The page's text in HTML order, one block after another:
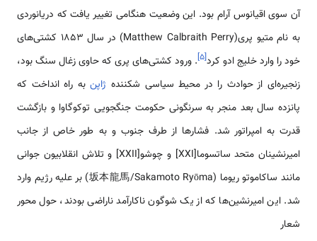
آن سوی اقیانوس آرام بود. این وضعیت هنگامی تغییر یافت که دریانوردی
به نام متیو پری(Matthew Calbraith Perry) در سال 1853 کشتی‌های
خود را وارد خلیج ادو کرد[۵]. ورود کشتی‌های پری که حاوی زغال سنگ بود،
زنجیره‌ای از حوادث را در محیط سیاسی شکننده ژاپنبه راه انداخت که
پانزده سال بعد منجر به سرنگونی حکومت جنگجویی توکوگاوا و بازگشت
قدرت به امپراتور شد. فشارها از طرف جنوب و به طور خاص از جانب
امیرنشینان متحد ساتسوما[XXI] و چوشو[XXII] و تلاش انقلابیون جوانی
مانند ساکاموتو ریوما (坂本龍馬/Sakamoto Ryōma) بر علیه رژیم وارد
شد. این امیرنشین‌ها که از یک شوگون ناکارآمد ناراضی بودند، حول محور
شعار